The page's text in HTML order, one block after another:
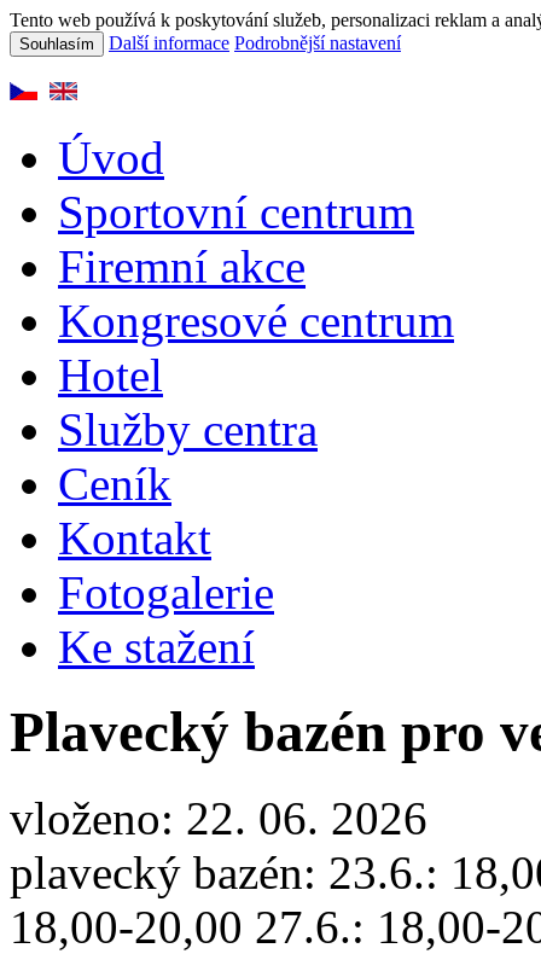
Tento web používá k poskytování služeb, personalizaci reklam a
Souhlasím Další informace Podrobnější nastavení
Úvod
Sportovní centrum
Firemní akce
Kongresové centrum
Hotel
Služby centra
Ceník
Kontakt
Fotogalerie
Ke stažení
Plavecký bazén pro
vloženo: 22. 06. 2026
plavecký bazén: 23.6.:
18,00-20,00 27.6.: 18,00-